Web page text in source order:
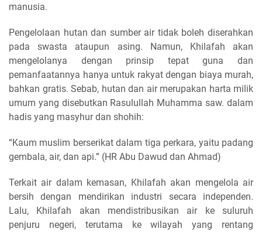
manusia.
Pengelolaan hutan dan sumber air tidak boleh diserahkan
pada swasta ataupun asing. Namun, Khilafah akan
mengelolanya dengan prinsip tepat guna dan
pemanfaatannya hanya untuk rakyat dengan biaya murah,
bahkan gratis. Sebab, hutan dan air merupakan harta milik
umum yang disebutkan Rasulullah Muhamma saw. dalam
hadis yang masyhur dan shohih:
“Kaum muslim berserikat dalam tiga perkara, yaitu padang
gembala, air, dan api.” (HR Abu Dawud dan Ahmad)
Terkait air dalam kemasan, Khilafah akan mengelola air
bersih dengan mendirikan industri secara independen.
Lalu, Khilafah akan mendistribusikan air ke suluruh
penjuru negeri, terutama ke wilayah yang rentang